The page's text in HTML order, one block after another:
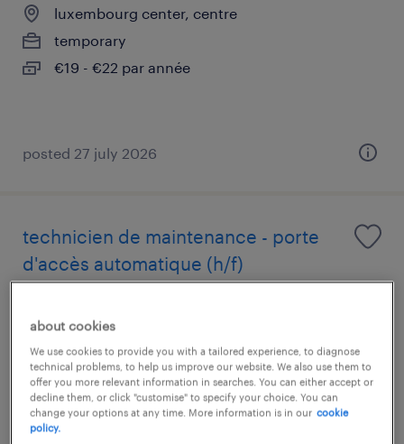
luxembourg center, centre
temporary
€19 - €22 par année
posted 27 july 2026
technicien de maintenance - porte
d'accès automatique (h/f)
temporary
€19 - €25 par année
posted 27 july 2026
about cookies
We use cookies to provide you with a tailored experience, to diagnose
technical problems, to help us improve our website. We also use them to
offer you more relevant information in searches. You can either accept or
decline them, or click "customise" to specify your choice. You can
change your options at any time. More information is in our cookie
policy.